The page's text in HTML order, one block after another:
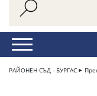
РАЙОНЕН СЪД - БУРГАС